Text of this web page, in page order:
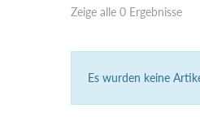
Zeige alle 0 Ergebnisse
Es wurden keine